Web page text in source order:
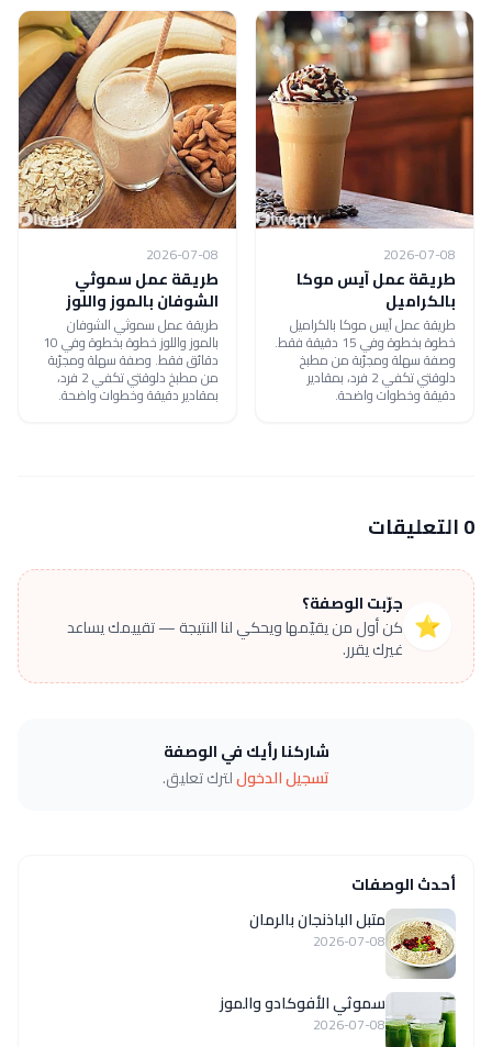
2026-07-08
طريقة عمل آيس موكا
بالكراميل
طريقة عمل آيس موكا بالكراميل
خطوة بخطوة وفي 15 دقيقة فقط.
وصفة سهلة ومجرّبة من مطبخ
دلوقتي تكفي 2 فرد، بمقادير
دقيقة وخطوات واضحة.
2026-07-08
طريقة عمل سموثي
الشوفان بالموز واللوز
طريقة عمل سموثي الشوفان
بالموز واللوز خطوة بخطوة وفي 10
دقائق فقط. وصفة سهلة ومجرّبة
من مطبخ دلوقتي تكفي 2 فرد،
بمقادير دقيقة وخطوات واضحة.
0 التعليقات
⭐
جرّبت الوصفة؟
كن أول من يقيّمها ويحكي لنا النتيجة — تقييمك يساعد
غيرك يقرر.
شاركنا رأيك في الوصفة
تسجيل الدخوللترك تعليق.
أحدث الوصفات
متبل الباذنجان بالرمان
2026-07-08
سموثي الأفوكادو والموز
2026-07-08